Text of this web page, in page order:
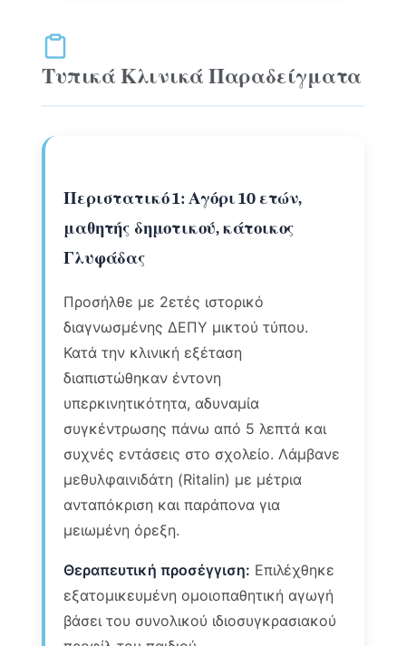
Τυπικά Κλινικά Παραδείγματα
Περιστατικό 1: Αγόρι 10 ετών,
μαθητής δημοτικού, κάτοικος
Γλυφάδας
Προσήλθε με 2ετές ιστορικό
διαγνωσμένης ΔΕΠΥ μικτού τύπου.
Κατά την κλινική εξέταση
διαπιστώθηκαν έντονη
υπερκινητικότητα, αδυναμία
συγκέντρωσης πάνω από 5 λεπτά και
συχνές εντάσεις στο σχολείο. Λάμβανε
μεθυλφαινιδάτη (Ritalin) με μέτρια
ανταπόκριση και παράπονα για
μειωμένη όρεξη.
Θεραπευτική προσέγγιση: Επιλέχθηκε
εξατομικευμένη ομοιοπαθητική αγωγή
βάσει του συνολικού ιδιοσυγκρασιακού